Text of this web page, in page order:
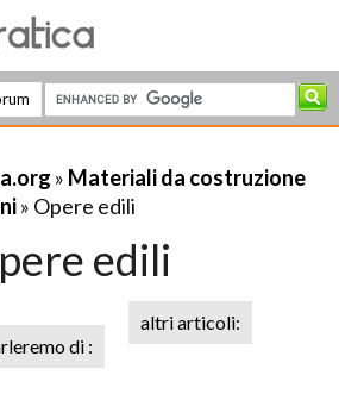
» Materiali da costruzione
» Opere edili
edili
di :
altri articoli: